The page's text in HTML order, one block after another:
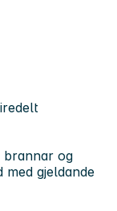
brannar og
med gjeldande